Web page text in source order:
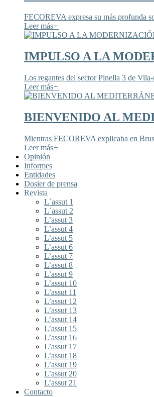
FECOREVA expresa su más profunda
Leer más+
IMPULSO A LA
Los regantes del sector Pinella 3 de
Leer más+
BIENVENIDO AL
Mientras FECOREVA explicaba en
Leer más+
Opinión
Informes
Entidades
Dosier de prensa
Revista
L´assut 1
L´assut 2
L’assut 3
L’assut 4
L’assut 5
L’assut 6
L’assut 7
L’assut 8
L’assut 9
L’assut 10
L’assut 11
L’assut 12
L’assut 13
L’assut 14
L’assut 15
L’assut 16
L’assut 17
L’assut 18
L’assut 19
L’assut 20
L’assut 21
Contacto